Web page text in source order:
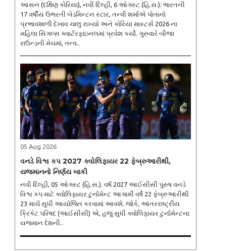
આસન (દક્ષિણ કોરિયા), નવી દિલ્હી, 6 ઓગસ્ટ (હિ.સ.): ભારતની
17 વર્ષીય ઉભરતી બેડમિન્ટન સ્ટાર, તન્વી શર્માએ પોતાનો
પ્રભાવશાળી દેખાવ ચાલુ રાખ્યો અને કોરિયા માસ્ટર્સ 2026 ના
મહિલા સિંગલ્સ ક્વાર્ટરફાઇનલમાં પ્રવેશ કર્યો. ગુરુવારે બીજા
રાઉન્ડની મેચમાં, તન્વ..
05 Aug 2026
વનડે વિશ્વ કપ 2027 ક્વોલિફાયર 22 ફેબ્રુઆરીથી,
યજમાનનો નિર્ણય બાકી
નવી દિલ્હી, 05 ઓગસ્ટ (હિ.સ.). વર્ષ 2027 આઈસીસી પુરુષ વનડે
વિશ્વ કપ માટે ક્વોલિફાયર ટુર્નામેન્ટ આગામી વર્ષે 22 ફેબ્રુઆરીથી
23 માર્ચ સુધી આયોજિત કરવામાં આવશે. જોકે, આંતરરાષ્ટ્રીય
ક્રિકેટ પરિષદ (આઈસીસી) એ, હજુ સુધી ક્વોલિફાયર ટુર્નામેન્ટના
યજમાન દેશની..